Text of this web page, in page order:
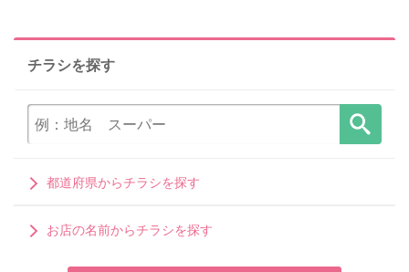
チラシを探す
都道府県からチラシを探す
お店の名前からチラシを探す